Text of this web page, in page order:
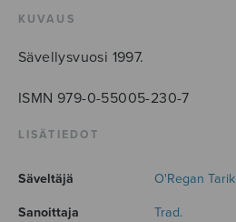
KUVAUS
Sävellysvuosi 1997.
ISMN 979-0-55005-230-7
LISÄTIEDOT
Säveltäjä O'Regan Tarik
Sanoittaja Trad.